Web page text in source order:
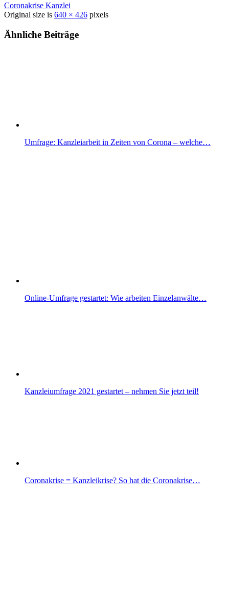
Coronakrise Kanzlei
Original size is 640 × 426 pixels
Ähnliche Beiträge
Umfrage: Kanzleiarbeit in Zeiten von Corona – welche…
Online-Umfrage gestartet: Wie arbeiten Einzelanwälte…
Kanzleiumfrage 2021 gestartet – nehmen Sie jetzt teil!
Coronakrise = Kanzleikrise? So hat die Coronakrise…